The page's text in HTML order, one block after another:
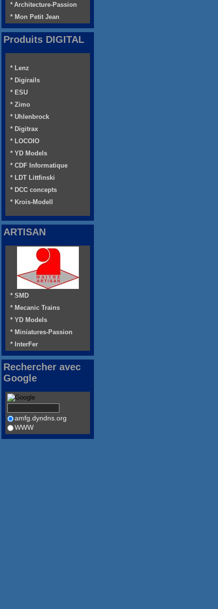
* Architecture-Passion
* Mon Petit Jean
Produits DIGITAL
* Lenz
* Digirails
* ESU
* Zimo
* Uhlenbrock
* Digitrax
* LOCOIO
* YD Models
* CDF Informatique
* LDT Littfinski
* DCC concepts
* Krois-Modell
ARTISAN
* SMD
* Mecanic Trains
* YD Models
* Miniatures-Passion
* InterFer
Rechercher avec
Google
amfg.dyndns.org
WWW